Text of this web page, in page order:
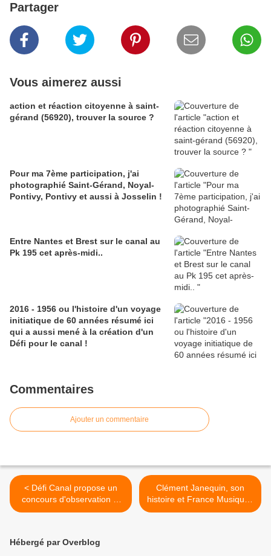
Partager
Vous aimerez aussi
action et réaction citoyenne à saint-
gérand (56920), trouver la source ?
Pour ma 7ème participation, j'ai
photographié Saint-Gérand, Noyal-
Pontivy, Pontivy et aussi à Josselin !
Entre Nantes et Brest sur le canal au
Pk 195 cet après-midi..
2016 - 1956 ou l'histoire d'un voyage
initiatique de 60 années résumé ici
qui a aussi mené à la création d'un
Défi pour le canal !
Commentaires
Ajouter un commentaire
< Défi Canal propose un
concours d'observation et
de perspicacité avec la
Clément Janequin, son
histoire et France Musique !
>
Hébergé par Overblog